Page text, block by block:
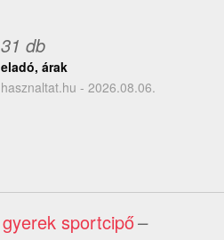
31 db
eladó, árak
hasznaltat.hu - 2026.08.06.
sportcipő–